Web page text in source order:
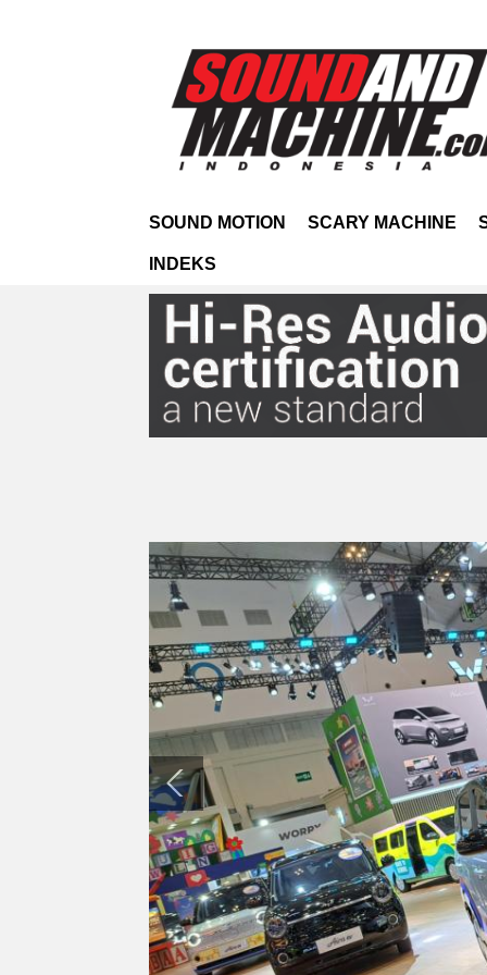
SOUND MOTION SCARY MACHINE
INDEKS